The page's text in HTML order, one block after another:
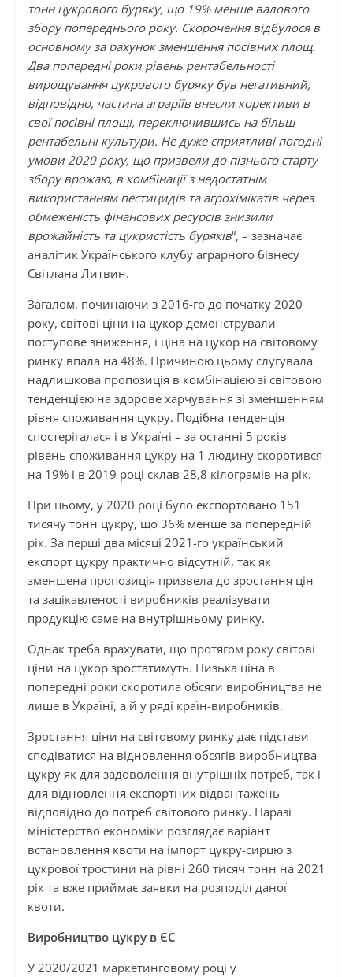
тонн цукрового буряку, що 19% менше валового
збору попереднього року. Скорочення відбулося в
основному за рахунок зменшення посівних площ.
Два попередні роки рівень рентабельності
вирощування цукрового буряку був негативний,
відповідно, частина аграріїв внесли корективи в
свої посівні площі, переключившись на більш
рентабельні культури. Не дуже сприятливі погодні
умови 2020 року, що призвели до пізнього старту
збору врожаю, в комбінації з недостатнім
використанням пестицидів та агрохімікатів через
обмеженість фінансових ресурсів знизили
врожайність та цукристість буряків“, – зазначає
аналітик Українського клубу аграрного бізнесу
Світлана Литвин.
Загалом, починаючи з 2016-го до початку 2020
року, світові ціни на цукор демонстрували
поступове зниження, і ціна на цукор на світовому
ринку впала на 48%. Причиною цьому слугувала
надлишкова пропозиція в комбінацією зі світовою
тенденцією на здорове харчування зі зменшенням
рівня споживання цукру. Подібна тенденція
спостерігалася і в Україні – за останні 5 років
рівень споживання цукру на 1 людину скоротився
на 19% і в 2019 році склав 28,8 кілограмів на рік.
При цьому, у 2020 році було експортовано 151
тисячу тонн цукру, що 36% менше за попередній
рік. За перші два місяці 2021-го український
експорт цукру практично відсутній, так як
зменшена пропозиція призвела до зростання цін
та зацікавленості виробників реалізувати
продукцію саме на внутрішньому ринку.
Однак треба врахувати, що протягом року світові
ціни на цукор зростатимуть. Низька ціна в
попередні роки скоротила обсяги виробництва не
лише в Україні, а й у ряді країн-виробників.
Зростання ціни на світовому ринку дає підстави
сподіватися на відновлення обсягів виробництва
цукру як для задоволення внутрішніх потреб, так і
для відновлення експортних відвантажень
відповідно до потреб світового ринку. Наразі
міністерство економіки розглядає варіант
встановлення квоти на імпорт цукру-сирцю з
цукрової тростини на рівні 260 тисяч тонн на 2021
рік та вже приймає заявки на розподіл даної
квоти.
Виробництво цукру в ЄС
У 2020/2021 маркетинговому році у